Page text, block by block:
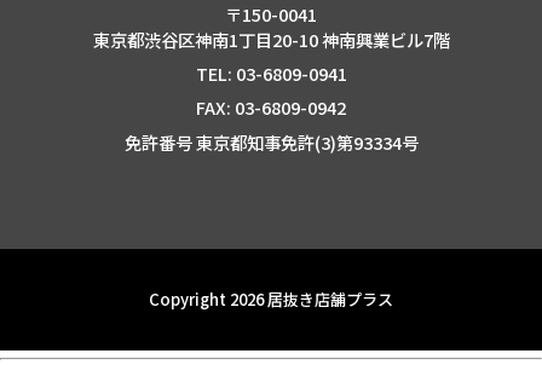
〒150-0041
東京都渋谷区神南1丁目20-10 神南興業ビル7階
TEL: 03-6809-0941
FAX: 03-6809-0942
免許番号 東京都知事免許(3)第93334号
Copyright 2026 居抜き店舗プラス